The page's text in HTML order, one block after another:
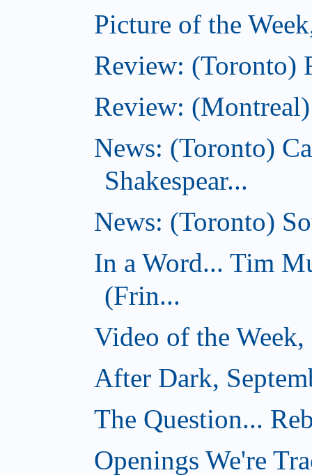
Picture of the
Review: (Toronto)
Review:
News: (Toronto)
Shakespear...
News: (Toronto)
In a Word... Tim
(Frin...
Video of the
After Dark,
The Question...
Openings We're